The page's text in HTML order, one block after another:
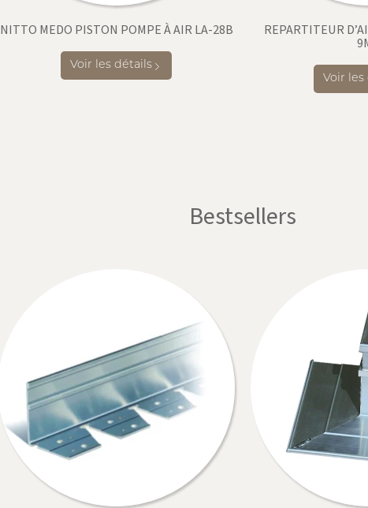
NITTO MEDO PISTON POMPE À AIR LA-28B
Voir les détails
REPARTITEUR
Voir les
Bestsellers